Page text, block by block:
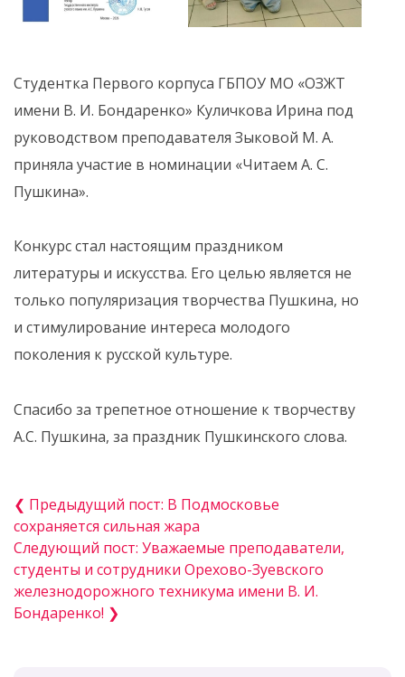
Студентка Первого корпуса ГБПОУ МО «ОЗЖТ
имени В. И. Бондаренко» Куличкова Ирина под
руководством преподавателя Зыковой М. А.
приняла участие в номинации «Читаем А. С.
Пушкина».
Конкурс стал настоящим праздником
литературы и искусства. Его целью является не
только популяризация творчества Пушкина, но
и стимулирование интереса молодого
поколения к русской культуре.
Спасибо за трепетное отношение к творчеству
А.С. Пушкина, за праздник Пушкинского слова.
❮ Предыдущий пост: В Подмосковье
сохраняется сильная жара
Следующий пост: Уважаемые преподаватели,
студенты и сотрудники Орехово-Зуевского
железнодорожного техникума имени В. И.
Бондаренко! ❯